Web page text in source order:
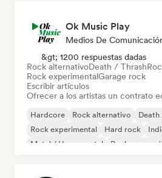
Ok Music Play
Medios De
&gt; 1200 respuestas dadas
Rock alternativoDeath / Thrash
Rock experimentalGarage rock
Escribir artículos
Ofrecer a los artistas un contrato
Hardcore Rock alternativo
Death
Rock experimental
Hard rock
Metal / Heavy metal
Rock